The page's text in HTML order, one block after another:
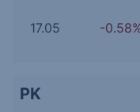
17.05 -
PK